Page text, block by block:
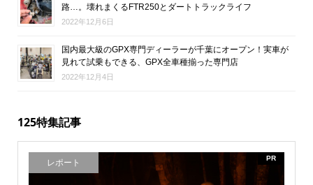
路…。壊れまくるFTR250とダートトラックライフ
2022年12月6日
国内最大級のGPX専門ディーラーが千葉にオープン！実車が
見れて試乗もできる、GPX全車種揃った専門店
2022年12月4日
125特集記事
レポート PR